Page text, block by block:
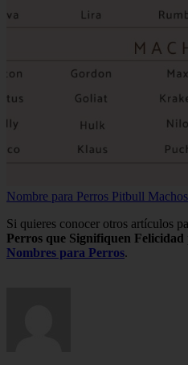
Nombre para Perros Pitbull
Si quieres conocer otros artículos
Perros que Signifiquen Felicidad
Nombres para Perros.